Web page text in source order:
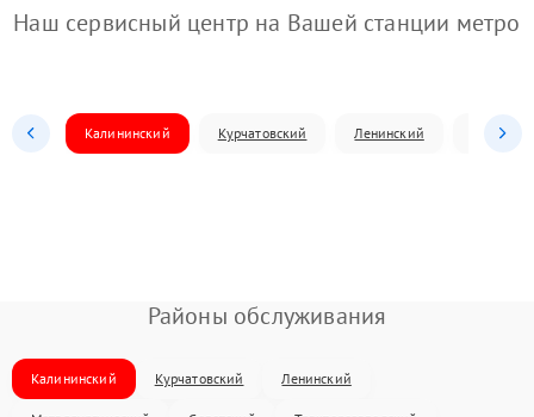
Наш сервисный центр на Вашей станции метро
Калининский Курчатовский Ленинский
Районы обслуживания
Калининский Курчатовский Ленинский